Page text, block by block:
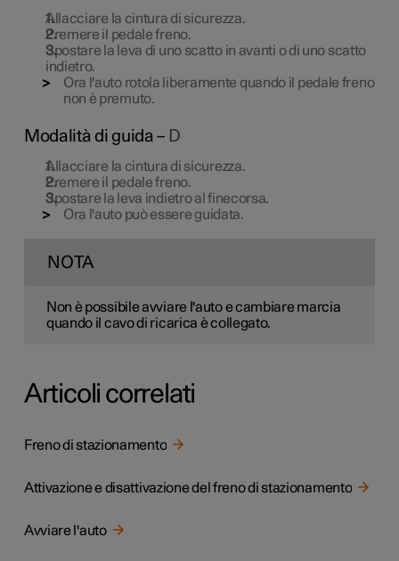
Allacciare la cintura di sicurezza.
Premere il pedale freno.
Spostare la leva di uno scatto in avanti o di uno scatto
indietro.
Ora l'auto rotola liberamente quando il pedale freno
non è premuto.
Modalità di guida – D
Allacciare la cintura di sicurezza.
Premere il pedale freno.
Spostare la leva indietro al finecorsa.
Ora l'auto può essere guidata.
NOTA
Non è possibile avviare l'auto e cambiare marcia
quando il cavo di ricarica è collegato.
Articoli correlati
Freno di stazionamento
Attivazione e disattivazione del freno di stazionamento
Avviare l'auto